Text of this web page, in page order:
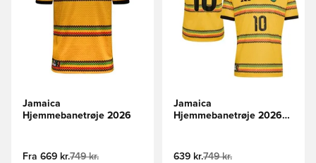
Jamaica
Hjemmebanetrøje 2026
Fra 669 kr.749 kr.
Jamaica
Hjemmebanetrøje 2026
639 kr.749 kr.